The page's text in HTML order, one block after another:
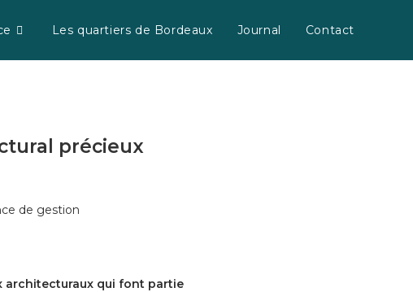
Les quartiers de Bordeaux Journal Contact
précieux
architecturaux qui font partie